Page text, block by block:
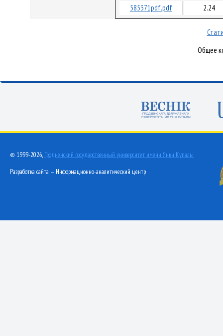
585371pdf.pdf
2.24
Общее
© 1999-2026, Гродненский государственный университет имени Янки Купалы
Разработка сайта — Информационно-аналитический центр